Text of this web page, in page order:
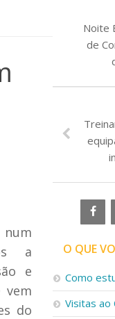
a
e
vem
do
Noite
de
O QUE
Como
Visitas ao